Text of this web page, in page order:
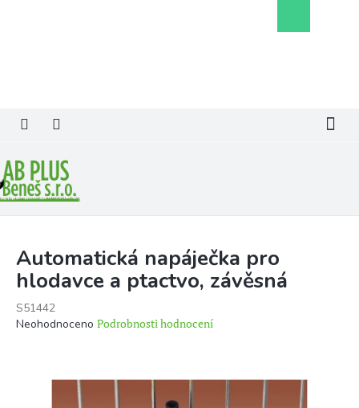
košík
Automatická napáječka pro
hlodavce a ptactvo, závěsná
S51442
Průměrné
Neohodnoceno Podrobnosti hodnocení